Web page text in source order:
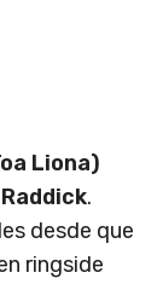
Liona)
.
desde que
ringside